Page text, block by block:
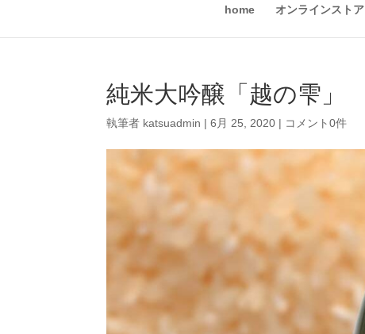
home オンラインストア
純米大吟醸「越の雫」
執筆者 katsuadmin |6月 25, 2020 | コメント0件